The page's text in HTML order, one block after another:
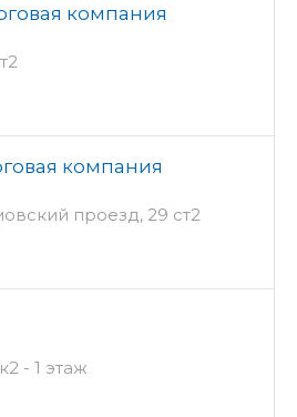
компания
компания
проезд, 29 ст2
- 1 этаж